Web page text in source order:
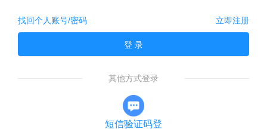
找回个人账号/密码 立即注册
登 录
其他方式登录
短信验证码登